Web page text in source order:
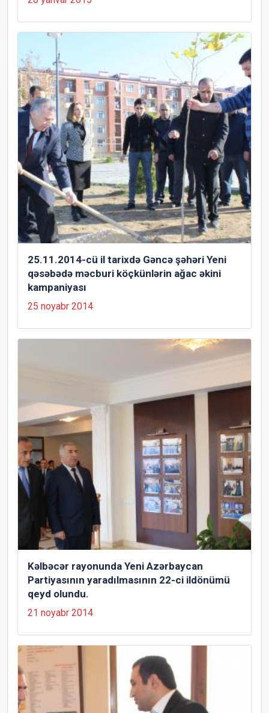
25.11.2014-cü il tarixdə Gəncə şəhəri Yeni
qəsəbədə məcburi köçkünlərin ağac əkini
kampaniyası
25 noyabr 2014
Kəlbəcər rayonunda Yeni Azərbaycan
Partiyasının yaradılmasının 22-ci ildönümü
qeyd olundu.
21 noyabr 2014